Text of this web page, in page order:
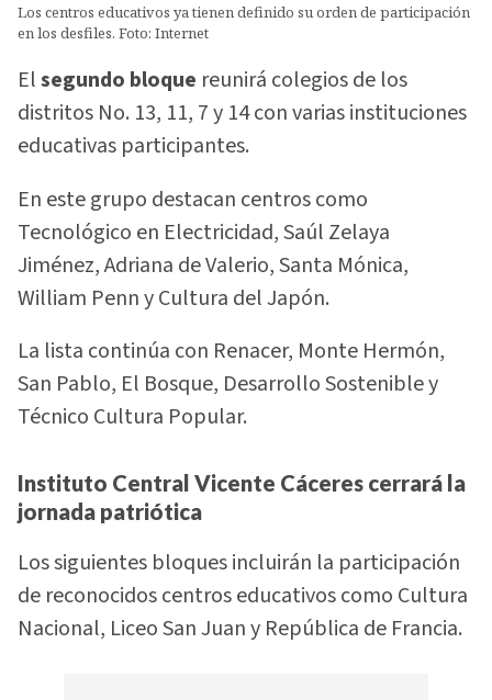
Los centros educativos ya tienen definido su orden de participación
en los desfiles. Foto: Internet
Elsegundo bloque reunirá colegios de los
distritos No. 13, 11, 7 y 14 con varias instituciones
educativas participantes.
En este grupo destacan centros como
Tecnológico en Electricidad, Saúl Zelaya
Jiménez, Adriana de Valerio, Santa Mónica,
William Penn y Cultura del Japón.
La lista continúa con Renacer, Monte Hermón,
San Pablo, El Bosque, Desarrollo Sostenible y
Técnico Cultura Popular.
Instituto Central Vicente Cáceres cerrará la
jornada patriótica
Los siguientes bloques incluirán la participación
de reconocidos centros educativos como Cultura
Nacional, Liceo San Juan y República de Francia.